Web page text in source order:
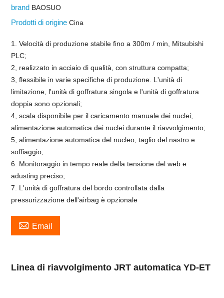
brand BAOSUO
Prodotti di origineCina
1. Velocità di produzione stabile fino a 300m / min, Mitsubishi
PLC;
2, realizzato in acciaio di qualità, con struttura compatta;
3, flessibile in varie specifiche di produzione. L'unità di
limitazione, l'unità di goffratura singola e l'unità di goffratura
doppia sono opzionali;
4, scala disponibile per il caricamento manuale dei nuclei;
alimentazione automatica dei nuclei durante il riavvolgimento;
5, alimentazione automatica del nucleo, taglio del nastro e
soffiaggio;
6. Monitoraggio in tempo reale della tensione del web e
adusting preciso;
7. L'unità di goffratura del bordo controllata dalla
pressurizzazione dell'airbag è opzionale
 Email
Linea di riavvolgimento JRT automatica YD-ET